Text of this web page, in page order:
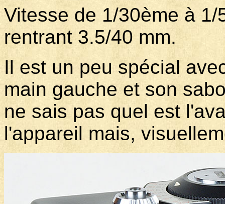
Vitesse de 1/30ème à
rentrant 3.5/40 mm.
Il est un peu spécial
main gauche et son
ne sais pas quel est
l'appareil mais,